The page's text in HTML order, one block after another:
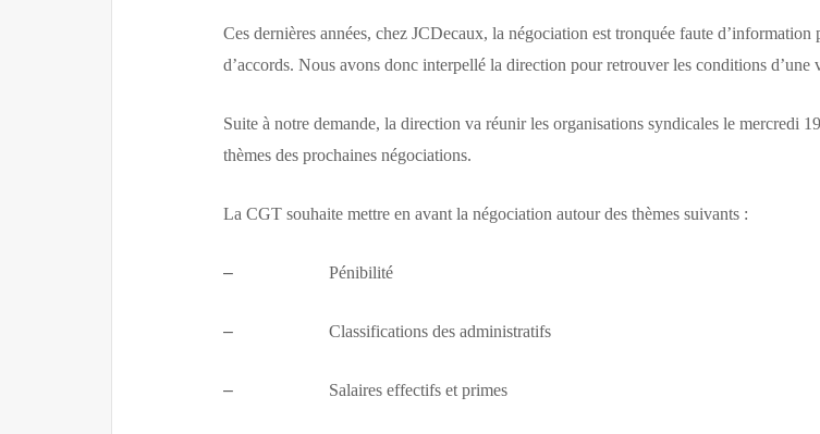
Ces dernières années, chez JCDecaux, la négociation est tronquée faute
d’accords. Nous avons donc interpellé la direction pour retrouver les conditions d’une
Suite à notre demande, la direction va réunir les organisations syndicales le mercredi
thèmes des prochaines négociations.
La CGT souhaite mettre en avant la négociation autour des thèmes suivants :
– Pénibilité
– Classifications des administratifs
– Salaires effectifs et primes